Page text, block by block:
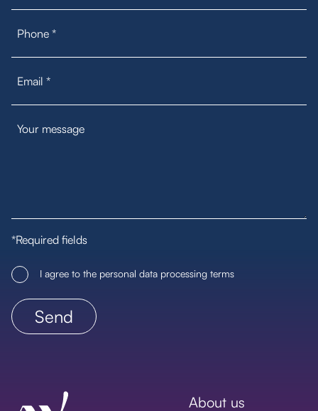
*Required fields
I agree to the personal data processing terms
About us